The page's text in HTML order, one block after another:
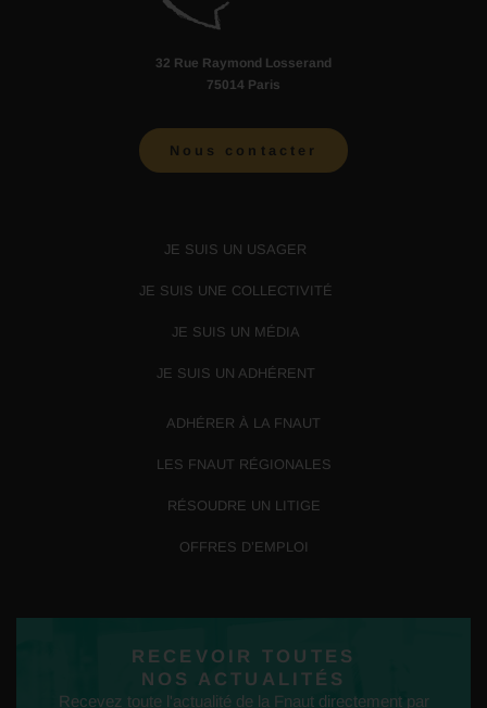
32 Rue Raymond Losserand
75014 Paris
Nous contacter
JE SUIS UN USAGER
JE SUIS UNE COLLECTIVITÉ
JE SUIS UN MÉDIA
JE SUIS UN ADHÉRENT
ADHÉRER À LA FNAUT
LES FNAUT RÉGIONALES
RÉSOUDRE UN LITIGE
OFFRES D’EMPLOI
RECEVOIR TOUTES
NOS ACTUALITÉS
Recevez toute l'actualité de la Fnaut directement par